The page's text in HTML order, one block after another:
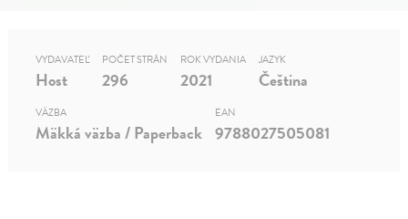
VYDAVATEĽ
Host
POČET STRÁN
296
ROK VYDANIA
2021
JAZYK
Čeština
VÄZBA
Mäkká väzba / Paperback
EAN
9788027505081